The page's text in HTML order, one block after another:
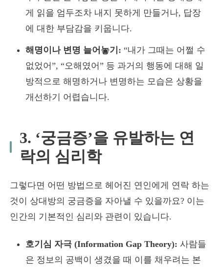
게 읽을 엄두조차 내지 못하게 만들거나, 답장
에 대한 부담감을 키웁니다.
해명이나 변명 늘어놓기: “내가 그때는 어쩔 수
없었어”, “오해였어” 등 과거의 행동에 대해 일
방적으로 해명하거나 변명하는 모습은 상황을
개선하기 어렵습니다.
3. ‘궁금증’을 유발하는 연
락의 심리학
그렇다면 어떤 방법으로 헤어진 연인에게 연락 하는
것이 상대방의 궁금증을 자아낼 수 있을까요? 이는
인간의 기본적인 심리와 관련이 있습니다.
호기심 자극 (Information Gap Theory): 사람들
은 정보의 공백이 생겼을 때 이를 채우려는 본